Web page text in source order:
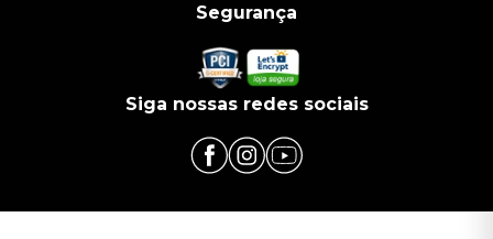
Segurança
Siga nossas redes sociais